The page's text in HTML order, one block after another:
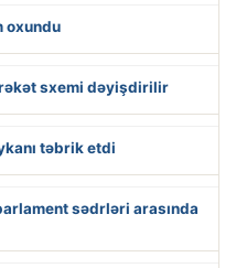
oxundu
sxemi dəyişdirilir
təbrik etdi
sədrləri arasında